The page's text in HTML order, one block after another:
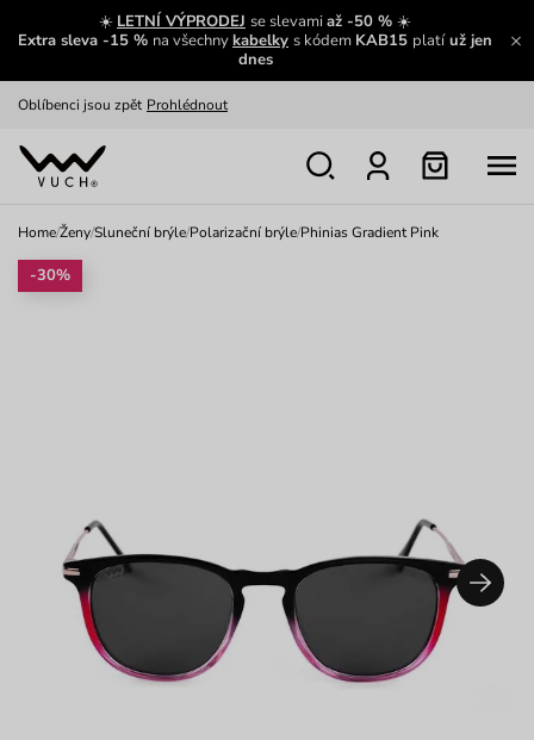
☀️ LETNÍ VÝPRODEJ se slevamiaž -50 % ☀️
Extra sleva -15 % na všechnykabelky s kódem KAB15 platíuž jen
dnes
Zajímavosti ze světa Vuch:
Oblíbenci jsou zpět Prohlédnout
Nech se inspirovat
Home/Ženy/Sluneční brýle/Polarizační brýle/Phinias Gradient Pink
-30%